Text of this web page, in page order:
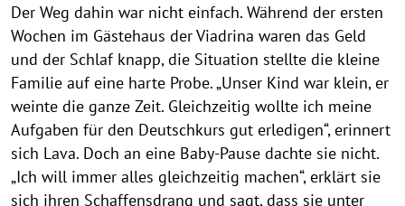
Der Weg dahin war nicht einfach. Während der ersten
Wochen im Gästehaus der Viadrina waren das Geld
und der Schlaf knapp, die Situation stellte die kleine
Familie auf eine harte Probe. „Unser Kind war klein, er
weinte die ganze Zeit. Gleichzeitig wollte ich meine
Aufgaben für den Deutschkurs gut erledigen“, erinnert
sich Lava. Doch an eine Baby-Pause dachte sie nicht.
„Ich will immer alles gleichzeitig machen“, erklärt sie
sich ihren Schaffensdrang und sagt, dass sie unter